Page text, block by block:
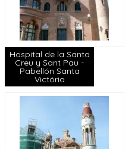
Hospital de la Santa
Creu y Sant Pau -
Pabellón Santa
Victória